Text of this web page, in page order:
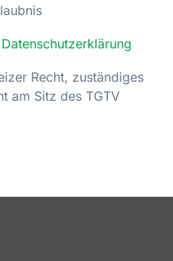
Datenschutzerklärung
Recht, zuständiges
am Sitz des TGTV